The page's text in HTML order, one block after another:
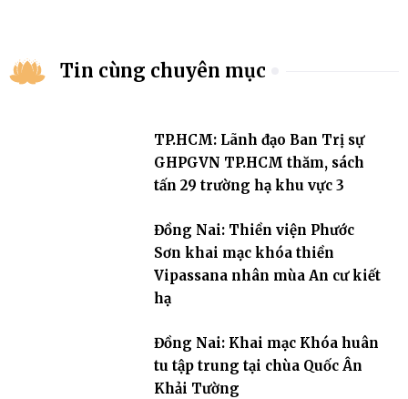
Tin cùng chuyên mục
TP.HCM: Lãnh đạo Ban Trị sự
GHPGVN TP.HCM thăm, sách
tấn 29 trường hạ khu vực 3
Đồng Nai: Thiền viện Phước
Sơn khai mạc khóa thiền
Vipassana nhân mùa An cư kiết
hạ
Đồng Nai: Khai mạc Khóa huân
tu tập trung tại chùa Quốc Ân
Khải Tường